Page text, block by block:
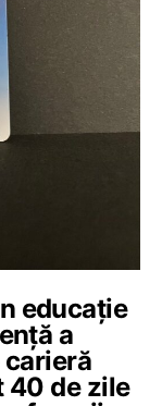
educație
a
40 de zile